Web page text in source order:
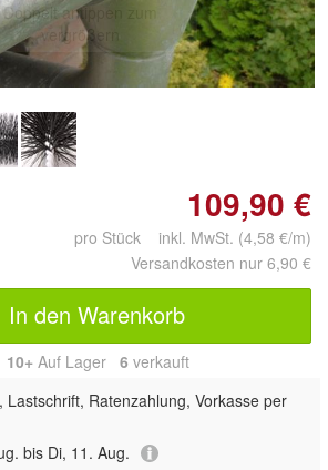
Doppelt antippen zum
vergrößern
109,90 €
pro Stück inkl. MwSt. (4,58 €/m)
Versandkosten nur 6,90 €
In den Warenkorb
10+ Auf Lager 6 verkauft
Lastschrift, Ratenzahlung, Vorkasse per
bis Di, 11. Aug.